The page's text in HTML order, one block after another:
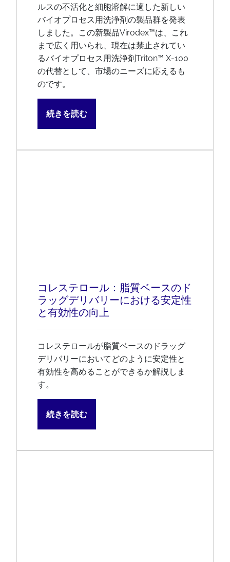
ルスの不活化と細胞溶解に適した新しい
バイオプロセス用洗浄剤の製品群を発表
しました。この新製品Virodex™は、これ
まで広く用いられ、現在は禁止されてい
るバイオプロセス用洗浄剤Triton™ X-100
の代替として、市場のニーズに応えるも
のです。
続きを読む
コレステロール：脂質ベースのド
ラッグデリバリーにおける安定性
と有効性の向上
コレステロールが脂質ベースのドラッグ
デリバリーにおいてどのように安定性と
有効性を高めることができるか解説しま
す。
続きを読む